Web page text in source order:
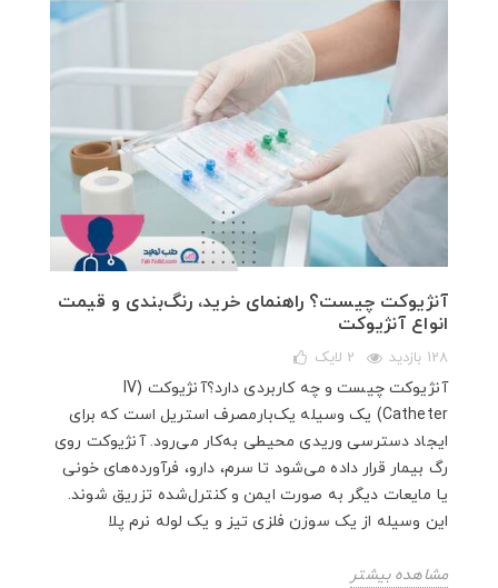
آنژیوکت چیست؟ راهنمای خرید، رنگ‌بندی و قیمت
انواع آنژیوکت
128 بازدید 2 لایک
آنژیوکت چیست و چه کاربردی دارد؟آنژیوکت (IV
Catheter) یک وسیله یک‌بارمصرف استریل است که برای
ایجاد دسترسی وریدی محیطی به‌کار می‌رود. آنژیوکت روی
رگ بیمار قرار داده می‌شود تا سرم، دارو، فرآورده‌های خونی
یا مایعات دیگر به صورت ایمن و کنترل‌شده تزریق شوند.
این وسیله از یک سوزن فلزی تیز و یک لوله نرم پلا
مشاهده بیشتر